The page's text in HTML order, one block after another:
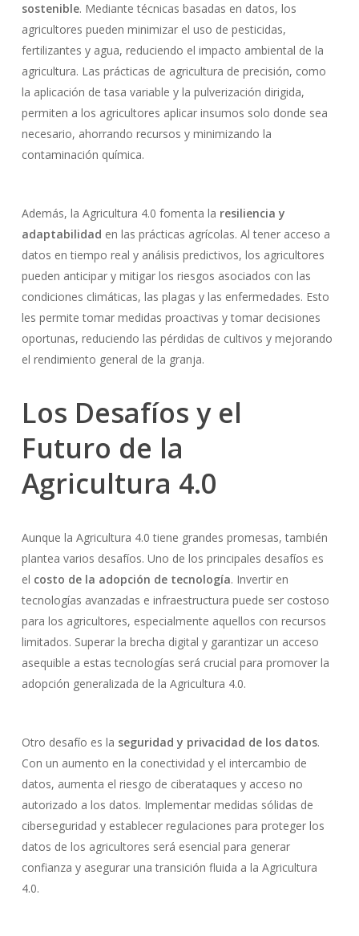
sostenible. Mediante técnicas basadas en datos, los
agricultores pueden minimizar el uso de pesticidas,
fertilizantes y agua, reduciendo el impacto ambiental de la
agricultura. Las prácticas de agricultura de precisión, como
la aplicación de tasa variable y la pulverización dirigida,
permiten a los agricultores aplicar insumos solo donde sea
necesario, ahorrando recursos y minimizando la
contaminación química.
Además, la Agricultura 4.0 fomenta la resiliencia y
adaptabilidad en las prácticas agrícolas. Al tener acceso a
datos en tiempo real y análisis predictivos, los agricultores
pueden anticipar y mitigar los riesgos asociados con las
condiciones climáticas, las plagas y las enfermedades. Esto
les permite tomar medidas proactivas y tomar decisiones
oportunas, reduciendo las pérdidas de cultivos y mejorando
el rendimiento general de la granja.
Los Desafíos y el
Futuro de la
Agricultura 4.0
Aunque la Agricultura 4.0 tiene grandes promesas, también
plantea varios desafíos. Uno de los principales desafíos es
el costo de la adopción de tecnología. Invertir en
tecnologías avanzadas e infraestructura puede ser costoso
para los agricultores, especialmente aquellos con recursos
limitados. Superar la brecha digital y garantizar un acceso
asequible a estas tecnologías será crucial para promover la
adopción generalizada de la Agricultura 4.0.
Otro desafío es la seguridad y privacidad de los datos.
Con un aumento en la conectividad y el intercambio de
datos, aumenta el riesgo de ciberataques y acceso no
autorizado a los datos. Implementar medidas sólidas de
ciberseguridad y establecer regulaciones para proteger los
datos de los agricultores será esencial para generar
confianza y asegurar una transición fluida a la Agricultura
4.0.